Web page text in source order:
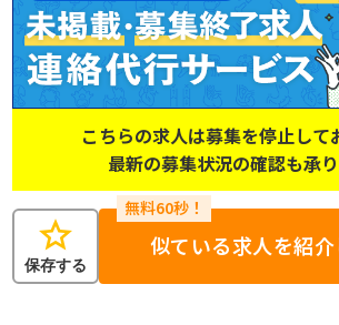
こちらの求人は募集を停止して
最新の募集状況の確認も承り
star
保存する
似ている求人を紹介